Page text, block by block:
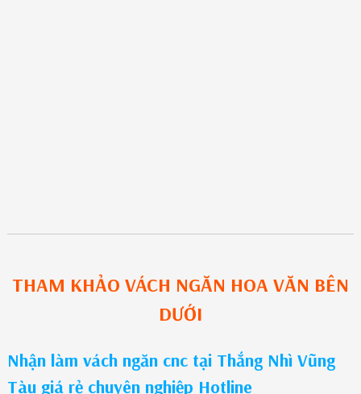
THAM KHẢO VÁCH NGĂN HOA VĂN BÊN
DƯỚI
Nhận làm vách ngăn cnc tại Thắng Nhì Vũng
Tàu giá rẻ chuyên nghiệp Hotline